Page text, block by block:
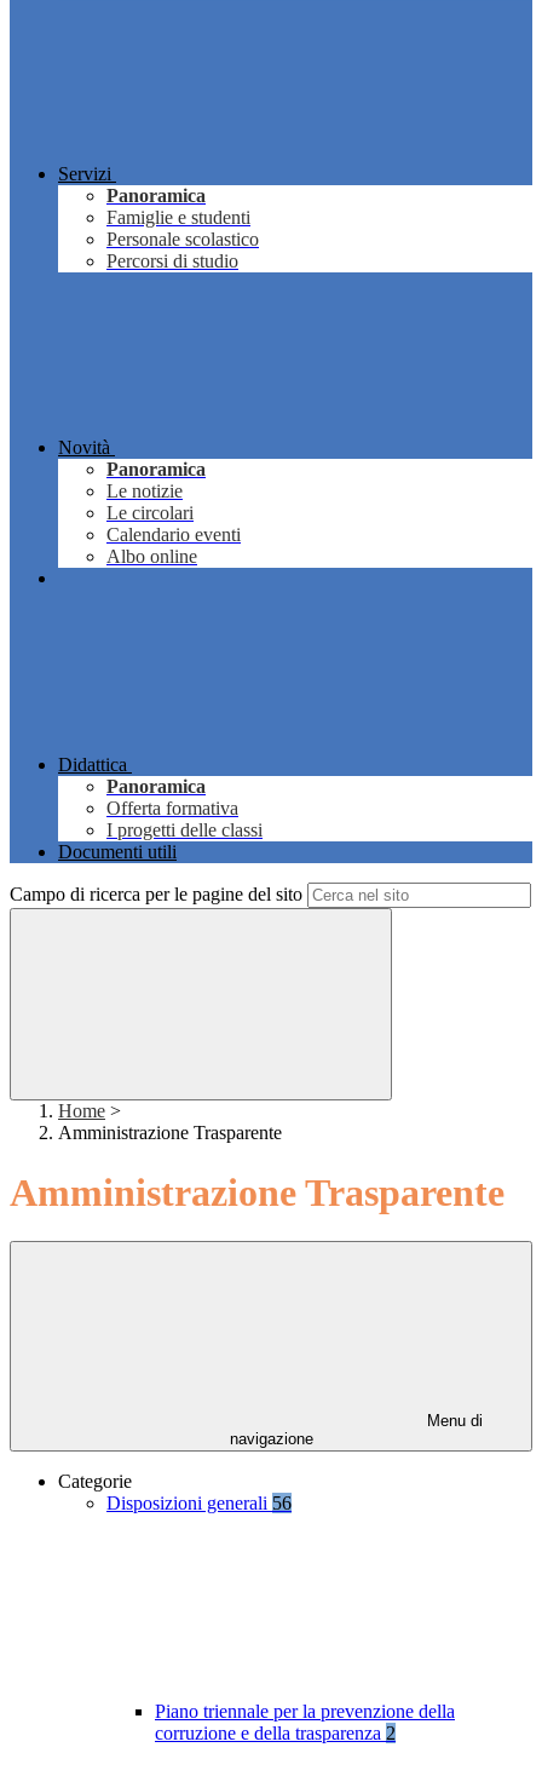
Servizi
Panoramica
Famiglie e studenti
Personale scolastico
Percorsi di studio
Novità
Panoramica
Le notizie
Le circolari
Calendario eventi
Albo online
Didattica
Panoramica
Offerta formativa
I progetti delle classi
Documenti utili
Campo di ricerca per le pagine del sito
Home >
Amministrazione Trasparente
Amministrazione Trasparente
Menu di
navigazione
Categorie
Disposizioni generali 56
Piano triennale per la prevenzione della
corruzione e della trasparenza 2